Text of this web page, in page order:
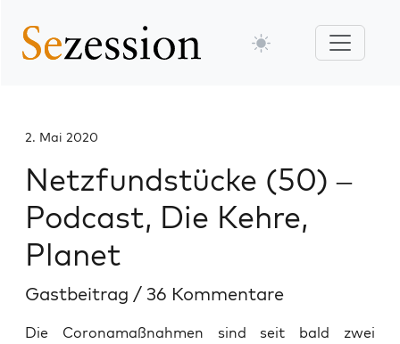
2. Mai 2020
Netzfundstücke (50) –
Podcast, Die Kehre,
Planet
Gastbeitrag / 36 Kommentare
Die Coronamaßnahmen sind seit bald zwei